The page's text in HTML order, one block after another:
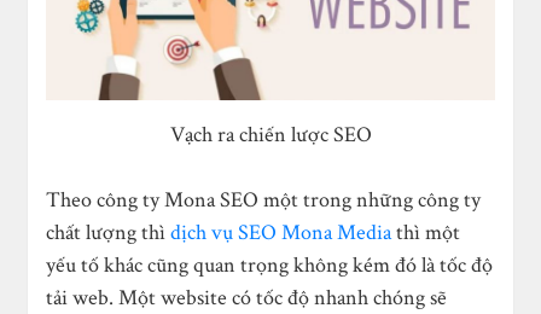
Vạch ra chiến lược SEO
Theo công ty Mona SEO một trong những công ty
chất lượng thìdịch vụ SEO Mona Mediathì một
yếu tố khác cũng quan trọng không kém đó là tốc độ
tải web. Một website có tốc độ nhanh chóng sẽ